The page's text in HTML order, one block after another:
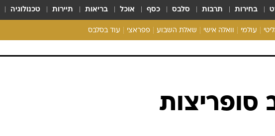
בחירות תרבות סלבס כסף אוכל בריאות תיירות טכנולוגיה
עולמי וואלה אישי שאלת השבוע פפראצי עוד בסלבס
סופריצות